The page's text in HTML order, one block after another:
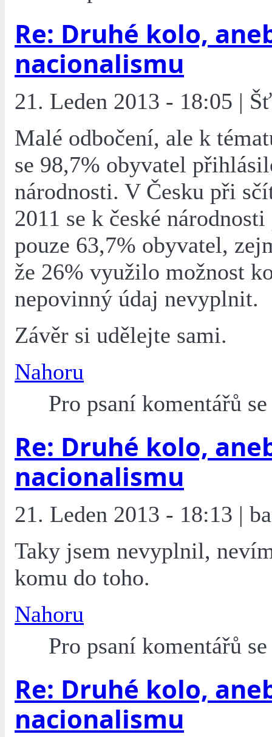
Re: Druhé kolo,
nacionalismu
21. Leden 2013 - 18:05 |
Malé odbočení, ale k
se 98,7% obyvatel
národnosti. V Česku při
2011 se k české
pouze 63,7% obyvatel,
že 26% využilo možnost
nepovinný údaj nevyplnit.
Závěr si udělejte sami.
Nahoru
Pro psaní komentářů
Re: Druhé kolo,
nacionalismu
21. Leden 2013 - 18:13 |
Taky jsem nevyplnil,
komu do toho.
Nahoru
Pro psaní komentářů
Re: Druhé kolo,
nacionalismu